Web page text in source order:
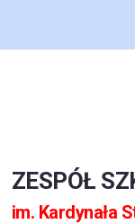
ZESPÓŁ
im. Kardynała